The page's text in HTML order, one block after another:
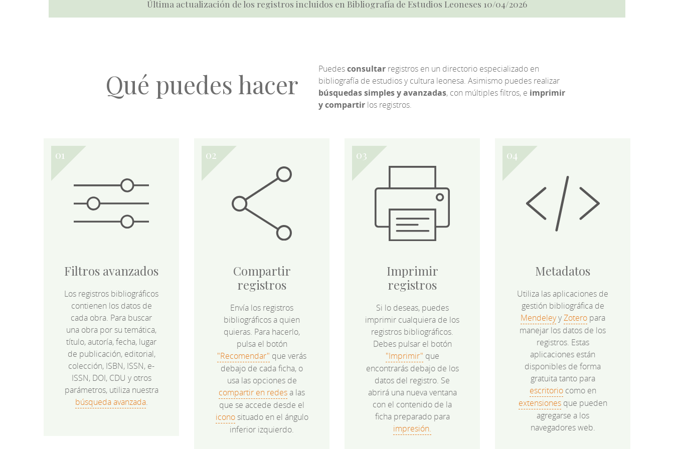
Última actualización de los registros incluidos en Bibliografía de Estudios Leoneses 10/04/2026
Qué puedes hacer Puedesconsultarregistros en un directorio especializado en
bibliografía de estudios y cultura leonesa. Asimismo puedes realizar
búsquedas simples y avanzadas, con múltiples filtros, e imprimir
y compartirlos registros.
Filtros avanzados
Los registros bibliográficos
contienen los datos de
cada obra. Para buscar
una obra por su temática,
título, autoría, fecha, lugar
de publicación, editorial,
colección, ISBN, ISSN, e-
ISSN, DOI, CDU y otros
parámetros, utiliza nuestra
búsqueda avanzada.
Compartir
registros
Envía los registros
bibliográficos a quien
quieras. Para hacerlo,
pulsa el botón
"Recomendar" que verás
debajo de cada ficha, o
usa las opciones de
compartir en redesa las
que se accede desde el
iconosituado en el ángulo
inferior izquierdo.
Imprimir
registros
Si lo deseas, puedes
imprimir cualquiera de los
registros bibliográficos.
Debes pulsar el botón
"Imprimir" que
encontrarás debajo de los
datos del registro. Se
abrirá una nueva ventana
con el contenido de la
ficha preparado para
impresión.
Metadatos
Utiliza las aplicaciones de
gestión bibliográfica de
MendeleyyZoteropara
manejar los datos de los
registros. Estas
aplicaciones están
disponibles de forma
gratuita tanto para
escritoriocomo en
extensionesque pueden
agregarse a los
navegadores web.